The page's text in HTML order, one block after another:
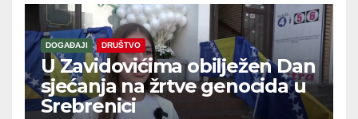
DOGAĐAJI DRUŠTVO
U Zavidovićima obilježen Dan
sjećanja na žrtve genocida u
Srebrenici